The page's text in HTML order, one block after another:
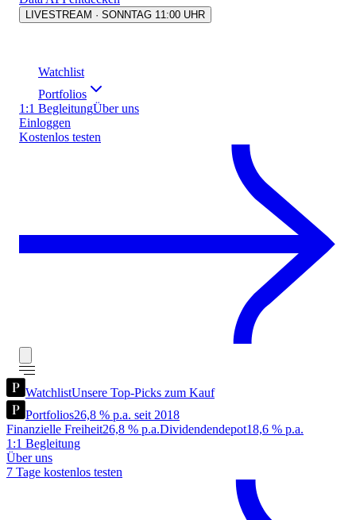
LIVESTREAM · SONNTAG 11:00 UHR
Watchlist
Portfolios
1:1 BegleitungÜber uns
Einloggen
Kostenlos testen
WatchlistUnsere Top-Picks zum Kauf
Portfolios26,8 % p.a. seit 2018
Finanzielle Freiheit26,8 % p.a.Dividendendepot18,6 % p.a.
1:1 Begleitung
Über uns
7 Tage kostenlos testen